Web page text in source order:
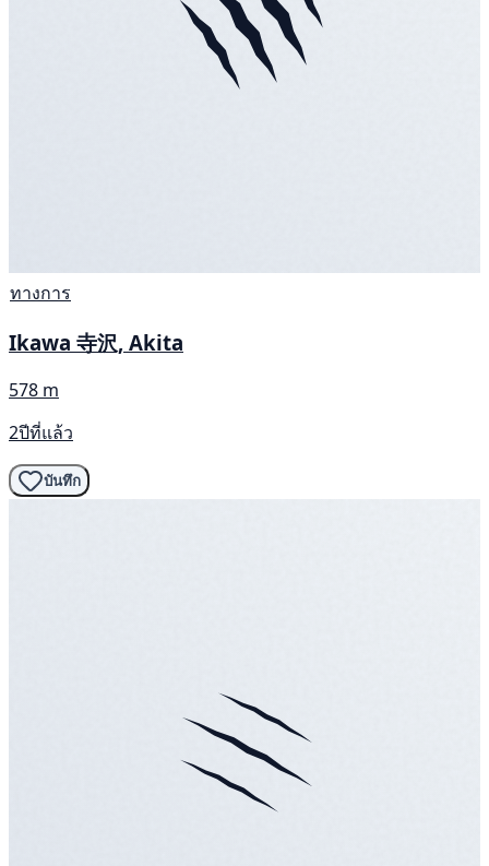
ทางการ
Ikawa 寺沢, Akita
578 m
2ปีที่แล้ว
บันทึก